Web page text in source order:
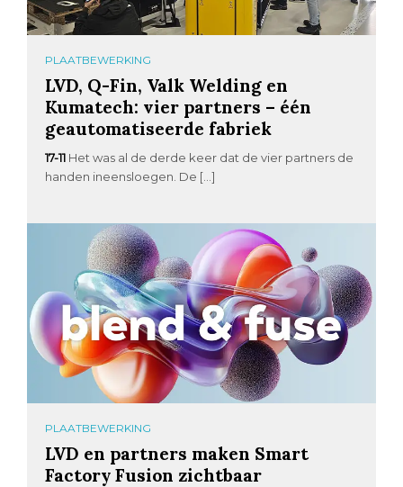
PLAATBEWERKING
LVD, Q-Fin, Valk Welding en
Kumatech: vier partners – één
geautomatiseerde fabriek
17-11 Het was al de derde keer dat de vier partners de
handen ineensloegen. De […]
PLAATBEWERKING
LVD en partners maken Smart
Factory Fusion zichtbaar